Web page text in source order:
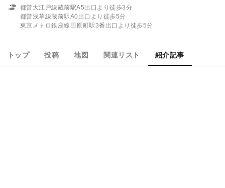
都営大江戸線蔵前駅A5出口より徒歩3分
都営浅草線蔵前駅A0出口より徒歩5分
東京メトロ銀座線田原町駅3番出口より徒歩5分
トップ 投稿 地図 関連リスト 紹介記事